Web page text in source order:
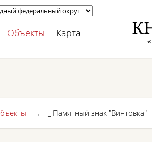
Объекты Карта
→ _ Памятный знак "Винтовка"